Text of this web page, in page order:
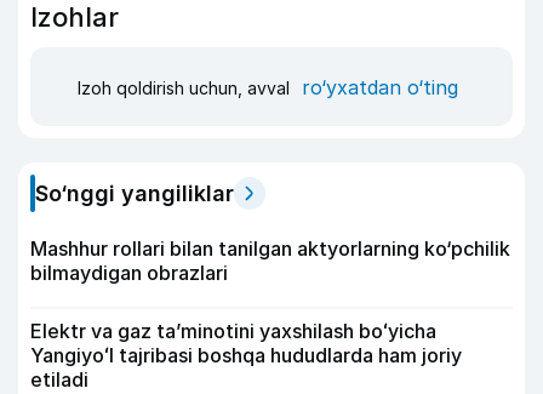
Izohlar
Izoh qoldirish uchun, avval ro‘yxatdan o‘ting
So‘nggi yangiliklar
Mashhur rollari bilan tanilgan aktyorlarning ko‘pchilik
bilmaydigan obrazlari
Elektr va gaz taʼminotini yaxshilash boʻyicha
Yangiyoʻl tajribasi boshqa hududlarda ham joriy
etiladi